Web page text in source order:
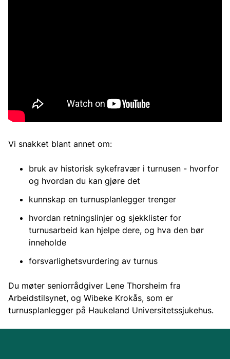
Vi snakket blant annet om:
bruk av historisk sykefravær i turnusen - hvorfor
og hvordan du kan gjøre det
kunnskap en turnusplanlegger trenger
hvordan retningslinjer og sjekklister for
turnusarbeid kan hjelpe dere, og hva den bør
inneholde
forsvarlighetsvurdering av turnus
Du møter seniorrådgiver Lene Thorsheim fra
Arbeidstilsynet, og Wibeke Krokås, som er
turnusplanlegger på Haukeland Universitetssjukehus.